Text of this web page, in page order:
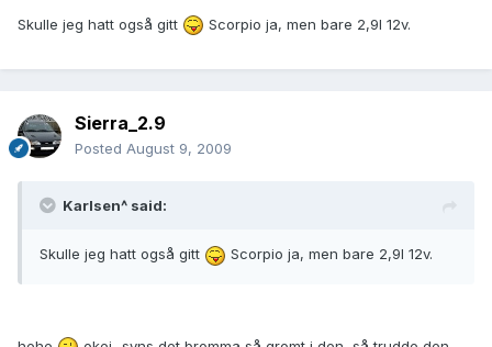
Skulle jeg hatt også gitt Scorpio ja, men bare 2,9l 12v.
Sierra_2.9
Posted August 9, 2009
Karlsen^ said:
Skulle jeg hatt også gitt Scorpio ja, men bare 2,9l 12v.